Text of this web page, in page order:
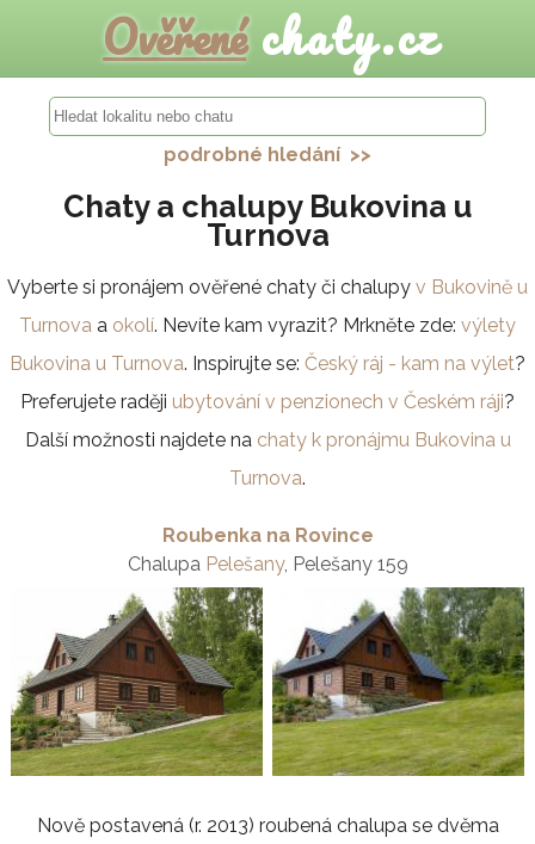
Ověřenéchaty.cz
podrobné hledání >>
Chaty a chalupy Bukovina u
Turnova
Vyberte si pronájem ověřené chaty či chalupy v Bukovině u
Turnova a okolí. Nevíte kam vyrazit? Mrkněte zde: výlety
Bukovina u Turnova. Inspirujte se: Český ráj - kam na výlet?
Preferujete raději ubytování v penzionech v Českém ráji?
Další možnosti najdete na chaty k pronájmu Bukovina u
Turnova.
Roubenka na Rovince
Chalupa Pelešany, Pelešany 159
Nově postavená (r. 2013) roubená chalupa se dvěma